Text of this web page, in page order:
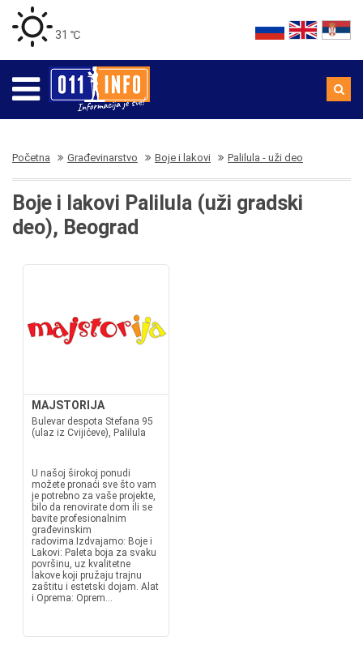
31 ℃
Početna Građevinarstvo Boje i lakovi Palilula - uži deo
Boje i lakovi Palilula (uži gradski
deo), Beograd
MAJSTORIJA
Bulevar despota Stefana 95
(ulaz iz Cvijićeve), Palilula
U našoj širokoj ponudi
možete pronaći sve što vam
je potrebno za vaše projekte,
bilo da renovirate dom ili se
bavite profesionalnim
građevinskim
radovima.Izdvajamo: Boje i
Lakovi: Paleta boja za svaku
površinu, uz kvalitetne
lakove koji pružaju trajnu
zaštitu i estetski dojam. Alat
i Oprema: Oprem...